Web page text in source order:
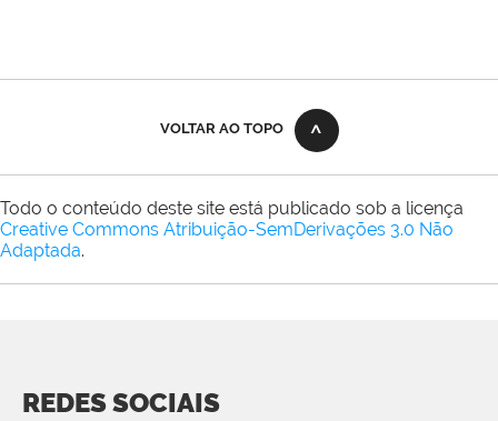
VOLTAR AO TOPO
Todo o conteúdo deste site está publicado sob a licença
Creative Commons Atribuição-SemDerivações 3.0 Não
Adaptada.
REDES SOCIAIS